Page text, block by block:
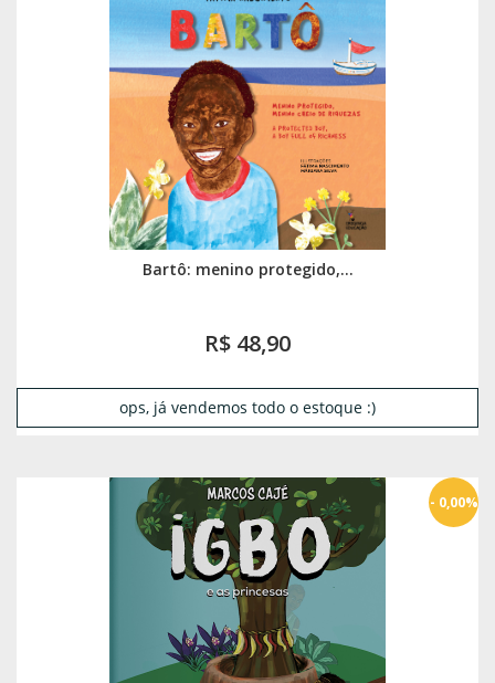
Bartô: menino protegido,...
R$ 48,90
ops, já vendemos todo o estoque :)
- 0,00%